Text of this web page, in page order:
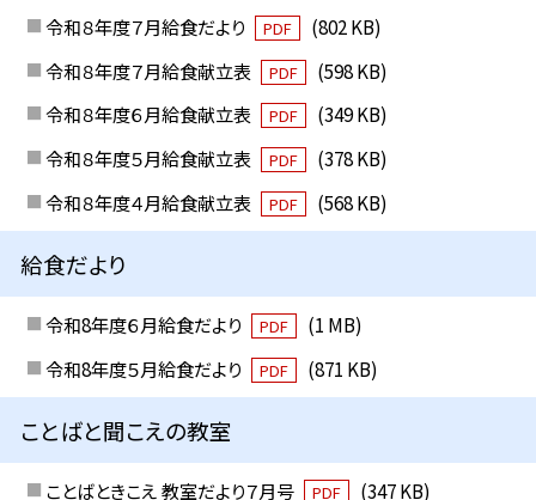
令和８年度７月給食だより PDF
(802 KB)
令和８年度７月給食献立表
PDF
(598 KB)
令和８年度６月給食献立表
PDF
(349 KB)
令和８年度５月給食献立表
PDF
(378 KB)
令和８年度４月給食献立表
PDF (568 KB)
給食だより
令和8年度６月給食だより PDF
(1 MB)
令和8年度５月給食だより
PDF (871 KB)
ことばと聞こえの教室
ことばときこえ 教室だより７月号 PDF (347 KB)